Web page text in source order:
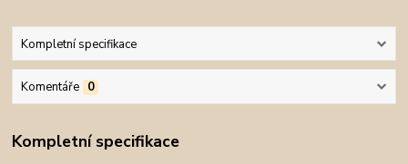
Kompletní specifikace
Komentáře 0
Kompletní specifikace